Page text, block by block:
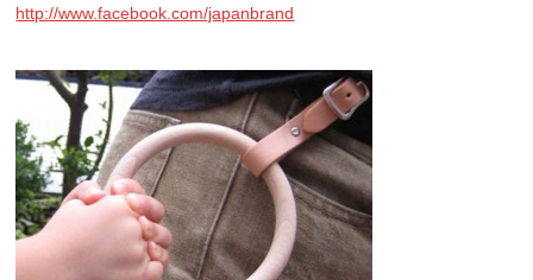
http://www.facebook.com/japanbrand